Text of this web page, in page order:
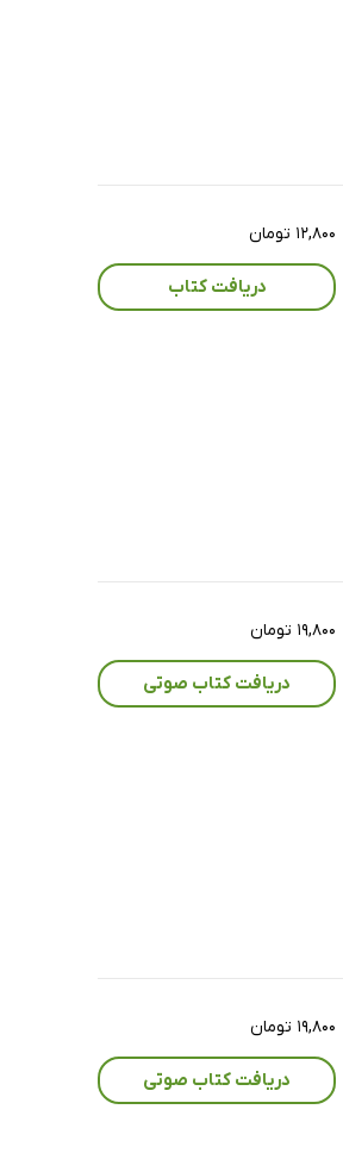
۱۲,۸۰۰ تومان
دریافت کتاب
۱۹,۸۰۰ تومان
دریافت کتاب صوتی
۱۹,۸۰۰ تومان
دریافت کتاب صوتی